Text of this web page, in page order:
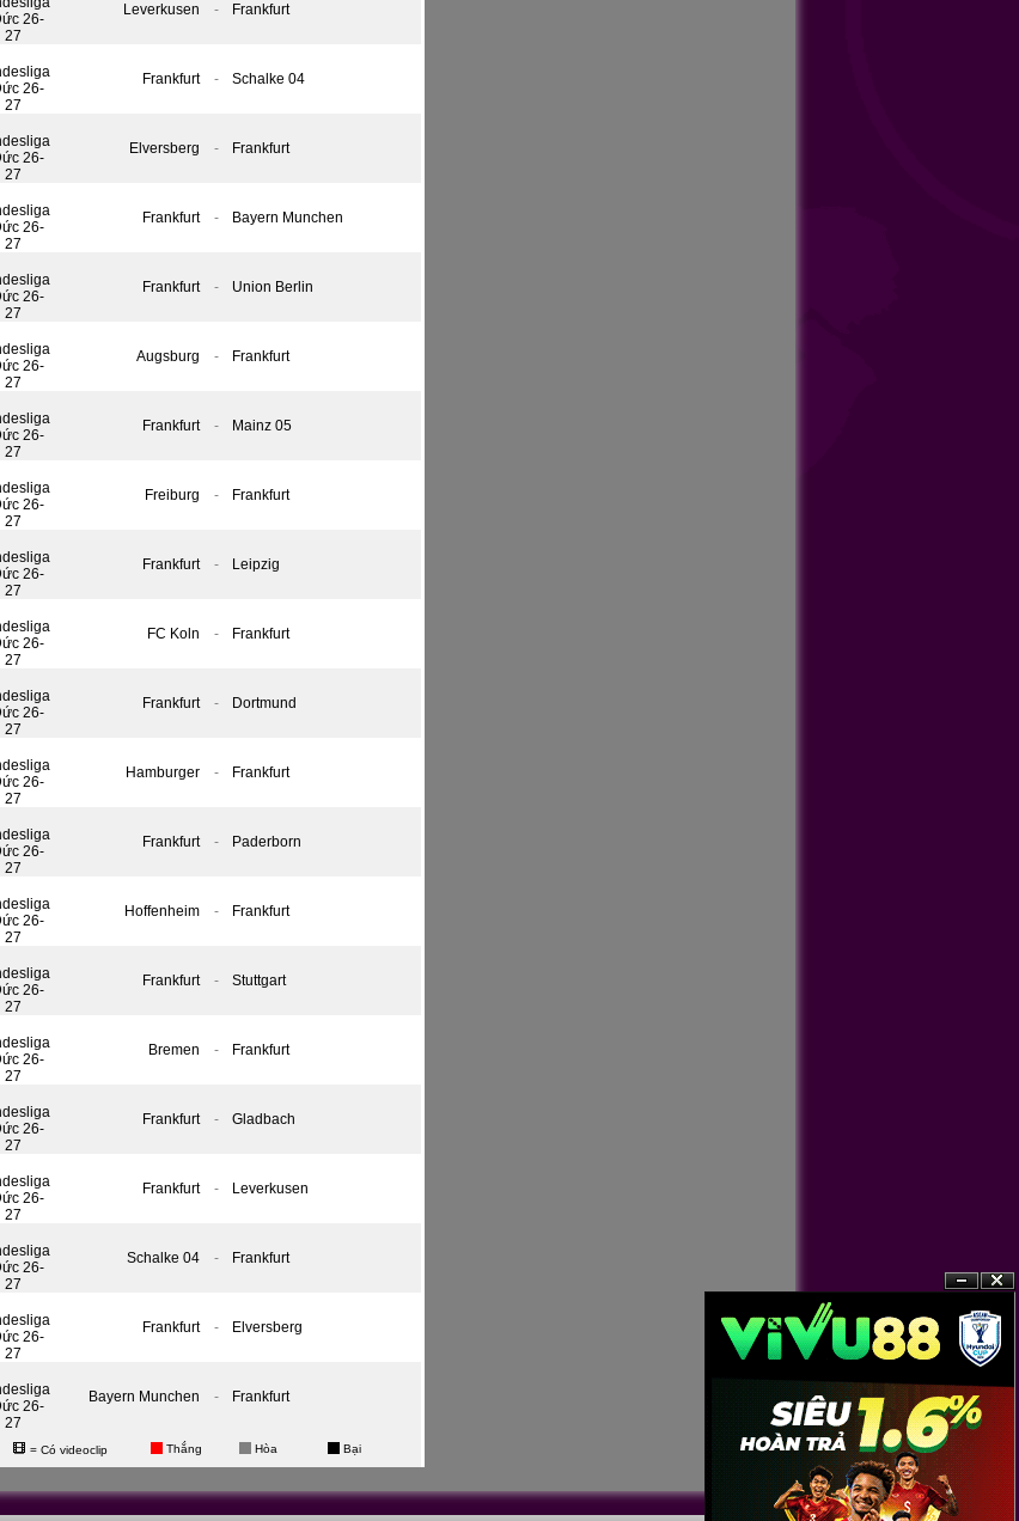
Leverkusen - Frankfurt
Frankfurt - Schalke 04
Elversberg - Frankfurt
Frankfurt - Bayern Munchen
Frankfurt - Union Berlin
Augsburg - Frankfurt
Frankfurt - Mainz 05
Freiburg - Frankfurt
Frankfurt - Leipzig
FC Koln - Frankfurt
Frankfurt - Dortmund
Hamburger - Frankfurt
Frankfurt - Paderborn
Hoffenheim - Frankfurt
Frankfurt - Stuttgart
Bremen - Frankfurt
Frankfurt - Gladbach
Frankfurt - Leverkusen
Schalke 04 - Frankfurt
Frankfurt - Elversberg
Bayern Munchen - Frankfurt
= Có videoclip Thắng Hòa Bại